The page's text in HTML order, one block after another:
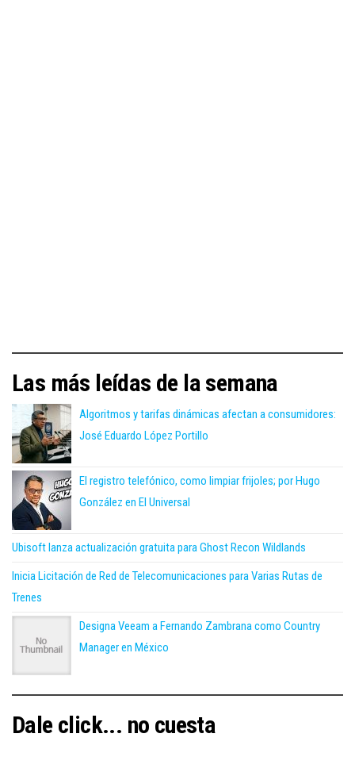
Las más leídas de la semana
Algoritmos y tarifas dinámicas afectan a consumidores:
José Eduardo López Portillo
El registro telefónico, como limpiar frijoles; por Hugo
González en El Universal
Ubisoft lanza actualización gratuita para Ghost Recon Wildlands
Inicia Licitación de Red de Telecomunicaciones para Varias Rutas de
Trenes
Designa Veeam a Fernando Zambrana como Country
Manager en México
Dale click... no cuesta